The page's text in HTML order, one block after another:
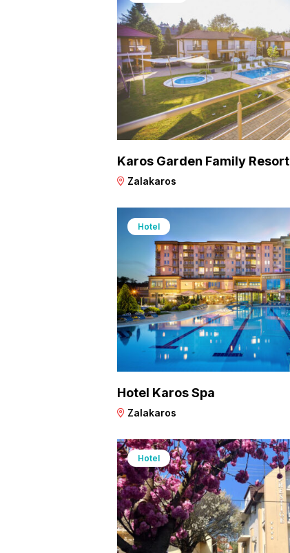
Karos Garden Family Resort
Zalakaros
Hotel
Hotel Karos Spa
Zalakaros
Hotel